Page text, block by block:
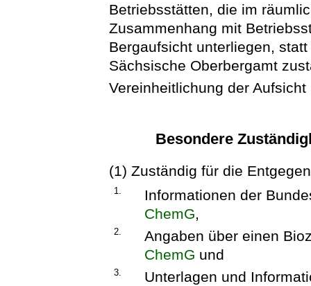
Betriebsstätten, die im
Zusammenhang mit
Bergaufsicht unterliegen,
Sächsische Oberbergamt
Vereinheitlichung der
Besondere
(1) Zuständig für die
1.
Informationen der
ChemG,
2.
Angaben über einen
ChemG und
3.
Unterlagen und